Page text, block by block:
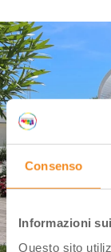
Consenso
Informazioni
Questo sito